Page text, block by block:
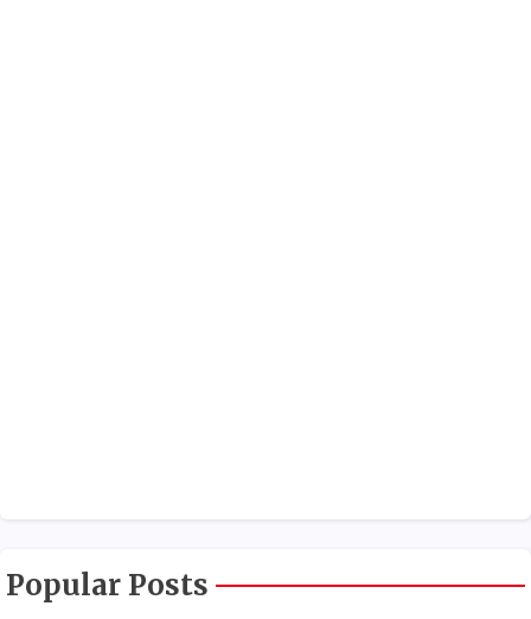
Popular Posts